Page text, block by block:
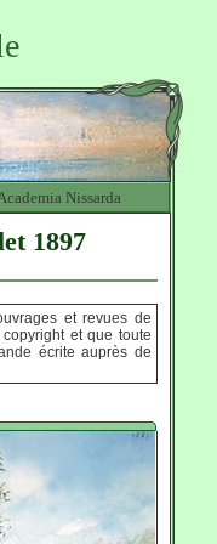
Nissarda
1897
et revues de
et que toute
écrite auprès de